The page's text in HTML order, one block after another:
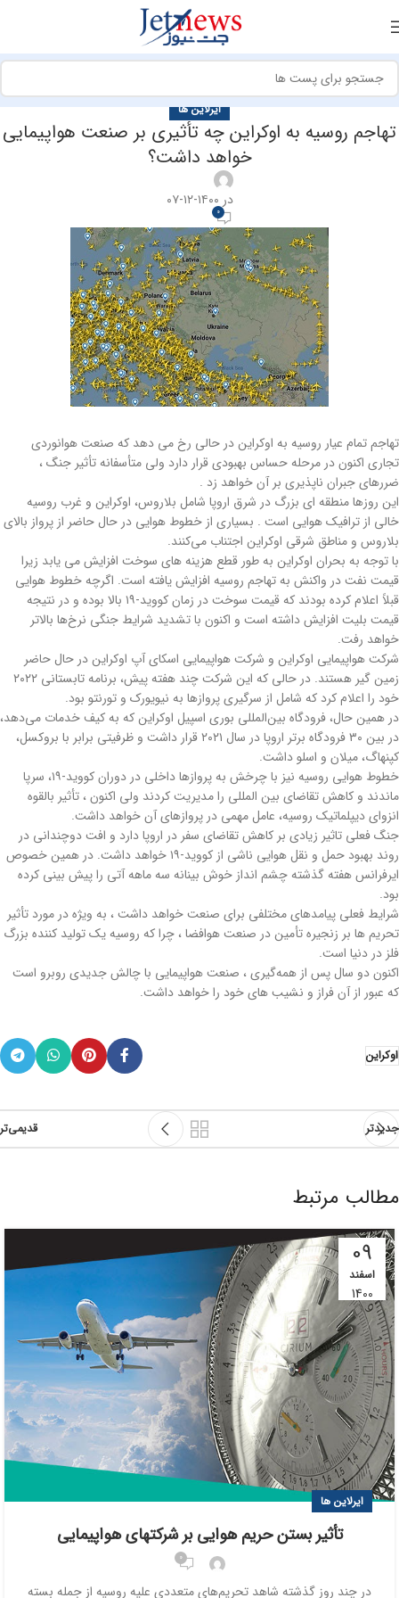
ایرلاین ها
تهاجم روسیه به اوکراین چه تأثیری بر صنعت هواپیمایی
خواهد داشت؟
در ۱۴۰۰-۱۲-۰۷
0
تهاجم تمام عیار روسیه به اوکراین در حالی رخ می دهد که صنعت هوانوردی
تجاری اکنون در مرحله حساس بهبودی قرار دارد ولی متأسفانه تأثیر جنگ ،
ضررهای جبران ناپذیری بر آن خواهد زد .
این روزها منطقه ای بزرگ در شرق اروپا شامل بلاروس، اوکراین و غرب روسیه
خالی از ترافیک هوایی است . بسیاری از خطوط هوایی در حال حاضر از پرواز بالای
بلاروس و مناطق شرقی اوکراین اجتناب می‌کنند.
با توجه به بحران اوکراین به طور قطع هزینه های سوخت افزایش می یابد زیرا
قیمت نفت در واکنش به تهاجم روسیه افزایش یافته است. اگرچه خطوط هوایی
قبلاً اعلام کرده بودند که قیمت سوخت در زمان کووید-۱۹ بالا بوده و در نتیجه
قیمت بلیت افزایش داشته است و اکنون با تشدید شرایط جنگی نرخ‌ها بالاتر
خواهد رفت.
شرکت هواپیمایی اوکراین و شرکت هواپیمایی اسکای آپ اوکراین در حال حاضر
زمین گیر هستند. در حالی که این شرکت چند هفته پیش، برنامه تابستانی ۲۰۲۲
خود را اعلام کرد که شامل از سرگیری پروازها به نیویورک و تورنتو بود.
در همین حال، فرودگاه بین‌المللی بوری اسپیل اوکراین که به کیف خدمات می‌دهد،
در بین ۳۰ فرودگاه برتر اروپا در سال ۲۰۲۱ قرار داشت و ظرفیتی برابر با بروکسل،
کپنهاگ، میلان و اسلو داشت.
خطوط هوایی روسیه نیز با چرخش به پروازها داخلی در دوران کووید-۱۹، سرپا
ماندند و کاهش تقاضای بین المللی را مدیریت کردند ولی اکنون ، تأثیر بالقوه
انزوای دیپلماتیک روسیه، عامل مهمی در پروازهای آن خواهد داشت.
جنگ فعلی تاثیر زیادی بر کاهش تقاضای سفر در اروپا دارد و افت دوچندانی در
روند بهبود حمل و نقل هوایی ناشی از کووید-۱۹ خواهد داشت. در همین خصوص
ایرفرانس هفته گذشته چشم انداز خوش بینانه سه ماهه آتی را پیش بینی کرده
بود.
شرایط فعلی پیامدهای مختلفی برای صنعت خواهد داشت ، به ویژه در مورد تأثیر
تحریم ها بر زنجیره تأمین در صنعت هوافضا ، چرا که روسیه یک تولید کننده بزرگ
فلز در دنیا است.
اکنون دو سال پس از همه‌گیری ، صنعت هواپیمایی با چالش جدیدی روبرو است
که عبور از آن فراز و نشیب های خود را خواهد داشت.
اوکراین
جدیدتر قدیمی‌تر
مطالب مرتبط
09
اسفند
1400
ایرلاین ها
تأثیر بستن حریم هوایی بر شرکتهای هواپیمایی
0
در چند روز گذشته شاهد تحریم‌های متعددی علیه روسیه از جمله بسته